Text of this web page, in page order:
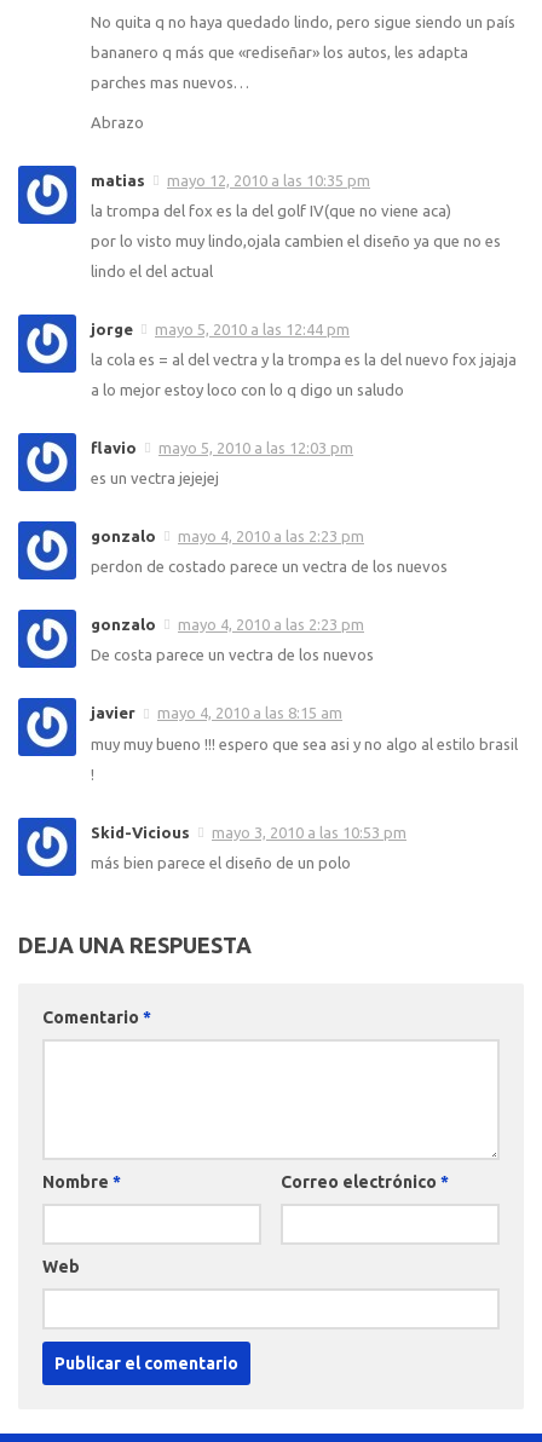
No quita q no haya quedado lindo, pero sigue siendo un país
bananero q más que «rediseñar» los autos, les adapta
parches mas nuevos…
Abrazo
matias
mayo 12, 2010 a las 10:35 pm
la trompa del fox es la del golf IV(que no viene aca)
por lo visto muy lindo,ojala cambien el diseño ya que no es
lindo el del actual
jorge
mayo 5, 2010 a las 12:44 pm
la cola es = al del vectra y la trompa es la del nuevo fox jajaja
a lo mejor estoy loco con lo q digo un saludo
flavio
mayo 5, 2010 a las 12:03 pm
es un vectra jejejej
gonzalo
mayo 4, 2010 a las 2:23 pm
perdon de costado parece un vectra de los nuevos
gonzalo
mayo 4, 2010 a las 2:23 pm
De costa parece un vectra de los nuevos
javier
mayo 4, 2010 a las 8:15 am
muy muy bueno !!! espero que sea asi y no algo al estilo brasil
!
Skid-Vicious
mayo 3, 2010 a las 10:53 pm
más bien parece el diseño de un polo
DEJA UNA RESPUESTA
Comentario *
Nombre * Correo electrónico *
Web